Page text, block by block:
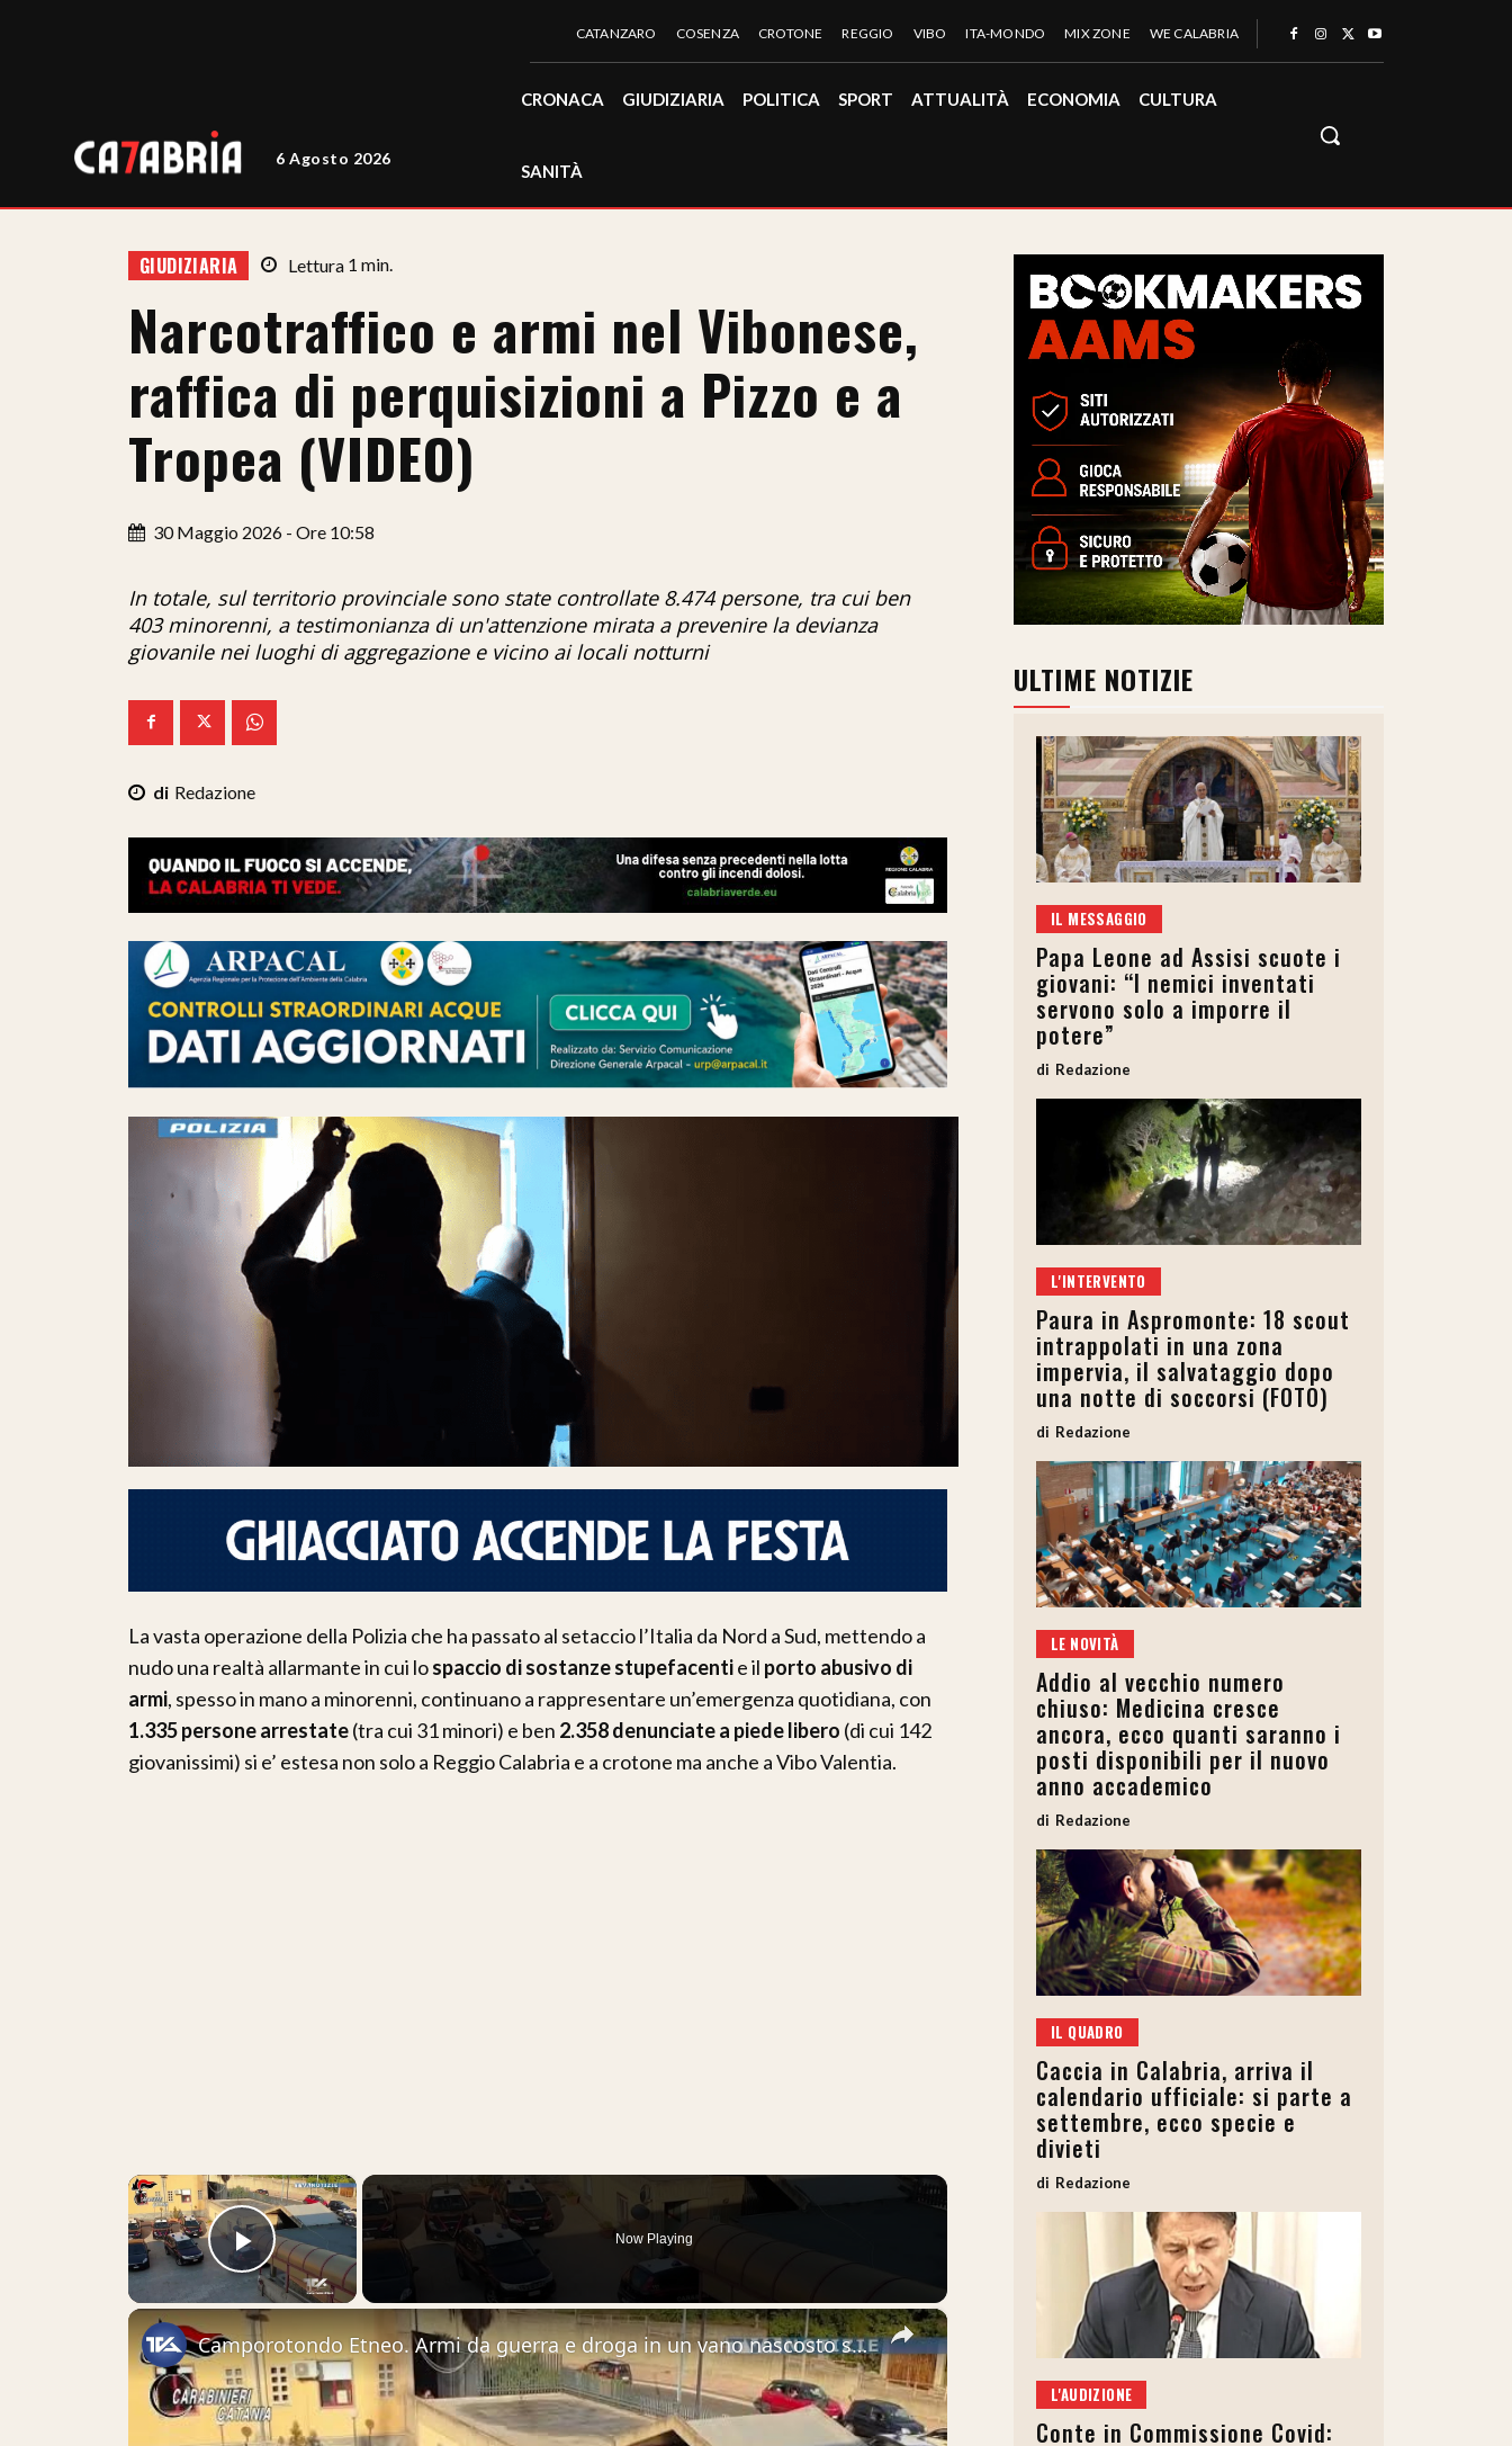
6 Agosto 2026
CATANZARO COSENZA CROTONE REGGIO VIBO ITA-MONDO MIX ZONE WE CALABRIA
CRONACA GIUDIZIARIA POLITICA SPORT ATTUALITÀ ECONOMIA CULTURA
SANITÀ
GIUDIZIARIA Lettura 1 min.
Narcotraffico e armi nel Vibonese,
raffica di perquisizioni a Pizzo e a
Tropea (VIDEO)
30 Maggio 2026 - Ore 10:58
In totale, sul territorio provinciale sono state controllate 8.474 persone, tra cui ben
403 minorenni, a testimonianza di un'attenzione mirata a prevenire la devianza
giovanile nei luoghi di aggregazione e vicino ai locali notturni
Redazione
La vasta operazione della Polizia che ha passato al setaccio l’Italia da Nord a Sud, mettendo a
nudo una realtà allarmante in cui lospaccio di sostanze stupefacentie il porto abusivo di
armi, spesso in mano a minorenni, continuano a rappresentare un’emergenza quotidiana, con
1.335 persone arrestate(tra cui 31 minori) e ben 2.358 denunciate a piede libero (di cui 142
giovanissimi) si e’ estesa non solo a Reggio Calabria e a crotone ma anche a Vibo Valentia.
×
Play Video
Now Playing
×
Camporotondo Etneo. Armi da guerra e droga in un vano nascosto sotto il balcone: i Carabinieri arres
ULTIME NOTIZIE
IL MESSAGGIO
Papa Leone ad Assisi scuote i
giovani: “I nemici inventati
servono solo a imporre il
potere”
Redazione
L'INTERVENTO
Paura in Aspromonte: 18 scout
intrappolati in una zona
impervia, il salvataggio dopo
una notte di soccorsi (FOTO)
Redazione
LE NOVITÀ
Addio al vecchio numero
chiuso: Medicina cresce
ancora, ecco quanti saranno i
posti disponibili per il nuovo
anno accademico
Redazione
IL QUADRO
Caccia in Calabria, arriva il
calendario ufficiale: si parte a
settembre, ecco specie e
divieti
Redazione
L'AUDIZIONE
Conte in Commissione Covid: